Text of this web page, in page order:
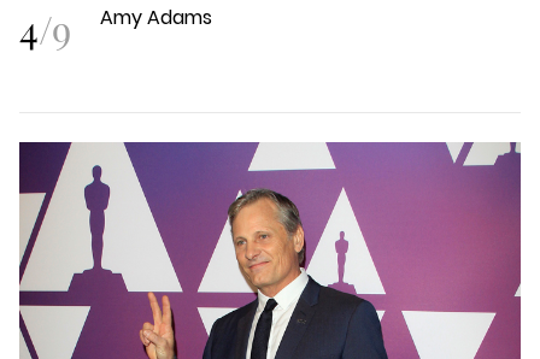
4/9 Amy Adams